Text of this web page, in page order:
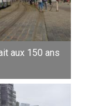
aux 150 ans